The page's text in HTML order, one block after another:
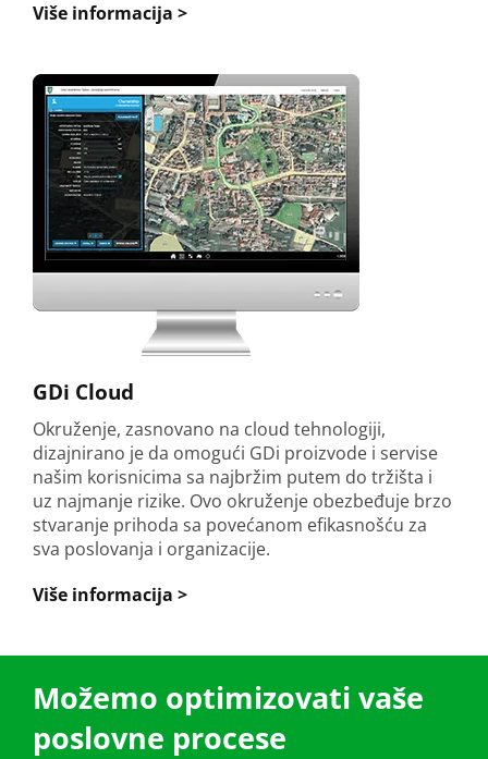
Više informacija >
GDi Cloud
Okruženje, zasnovano na cloud tehnologiji,
dizajnirano je da omogući GDi proizvode i servise
našim korisnicima sa najbržim putem do tržišta i
uz najmanje rizike. Ovo okruženje obezbeđuje brzo
stvaranje prihoda sa povećanom efikasnošću za
sva poslovanja i organizacije.
Više informacija >
Možemo optimizovati vaše
poslovne procese